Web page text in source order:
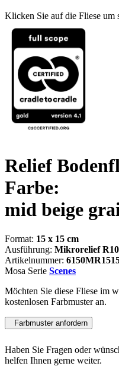
Klicken Sie auf die Fliese um
Relief
Farbe:
mid beige
Format: 15 x 15 cm
Ausführung: Mikrorelief
Artikelnummer:
Mosa Serie Scenes
Möchten Sie diese Fliese im
kostenlosen Farbmuster an.
Farbmuster anfordern
Haben Sie Fragen oder
helfen Ihnen gerne weiter.